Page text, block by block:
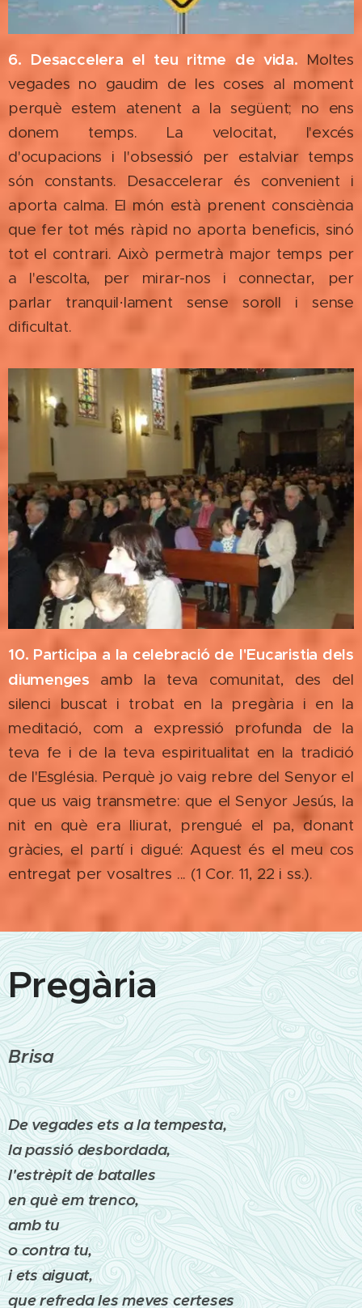
6. Desaccelera el teu ritme de vida. Moltes
vegades no gaudim de les coses al moment
perquè estem atenent a la següent; no ens
donem temps. La velocitat, l'excés
d'ocupacions i l'obsessió per estalviar temps
són constants. Desaccelerar és convenient i
aporta calma. El món està prenent consciència
que fer tot més ràpid no aporta beneficis, sinó
tot el contrari. Això permetrà major temps per
a l'escolta, per mirar-nos i connectar, per
parlar tranquil·lament sense soroll i sense
dificultat.
10. Participa a la celebració de l'Eucaristia dels
diumenges amb la teva comunitat, des del
silenci buscat i trobat en la pregària i en la
meditació, com a expressió profunda de la
teva fe i de la teva espiritualitat en la tradició
de l'Església. Perquè jo vaig rebre del Senyor el
que us vaig transmetre: que el Senyor Jesús, la
nit en què era lliurat, prengué el pa, donant
gràcies, el partí i digué: Aquest és el meu cos
entregat per vosaltres ... (1 Cor. 11, 22 i ss.).
Pregària
Brisa
De vegades ets a la tempesta,
la passió desbordada,
l'estrèpit de batalles
en què em trenco,
amb tu
o contra tu,
i ets aiguat,
que refreda les meves certeses